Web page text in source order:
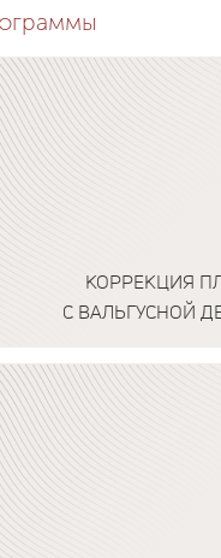
КОРРЕКЦИЯ
С ВАЛЬГУСНОЙ